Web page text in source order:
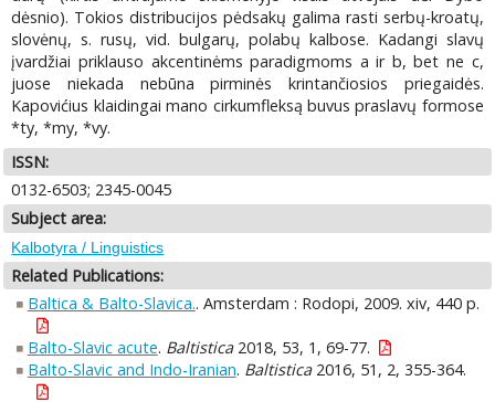
dėsnio). Tokios distribucijos pėdsakų galima rasti serbų-kroatų,
slovėnų, s. rusų, vid. bulgarų, polabų kalbose. Kadangi slavų
įvardžiai priklauso akcentinėms paradigmoms a ir b, bet ne c,
juose niekada nebūna pirminės krintančiosios priegaidės.
Kapovićius klaidingai mano cirkumfleksą buvus praslavų formose
*ty, *my, *vy.
ISSN:
0132-6503; 2345-0045
Subject area:
Kalbotyra / Linguistics
Related Publications:
Baltica & Balto-Slavica.. Amsterdam : Rodopi, 2009. xiv, 440 p.
Balto-Slavic acute. Baltistica2018, 53, 1, 69-77.
Balto-Slavic and Indo-Iranian. Baltistica2016, 51, 2, 355-364.